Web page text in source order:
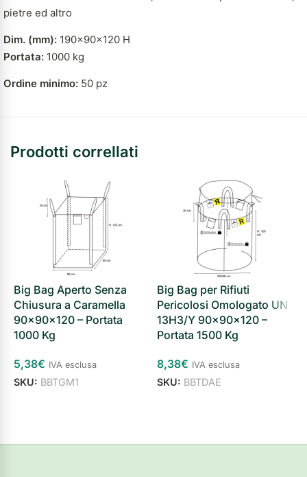
pietre ed altro
Dim. (mm): 190x90x120 H
Portata: 1000 kg
Ordine minimo: 50 pz
Prodotti correllati
Big Bag Aperto Senza
Chiusura a Caramella
90×90×120 – Portata
1000 Kg
5,38€ IVA esclusa
SKU: BBTGM1
Big Bag per Rifiuti
Pericolosi Omologato UN
13H3/Y 90×90×120 –
Portata 1500 Kg
8,38€ IVA esclusa
SKU: BBTDAE